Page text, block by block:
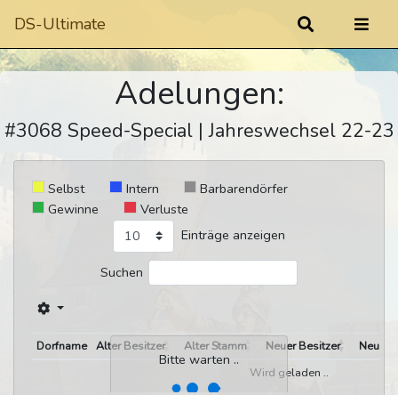
DS-Ultimate
Adelungen:
#3068 Speed-Special | Jahreswechsel 22-23
Selbst Intern
Barbarendörfer
Gewinne
Verluste
Einträge anzeigen
Suchen
Bitte warten ..
Dorfname Alter Besitzer Alter Stamm Neuer Besitzer
Neuer
Wird geladen ..